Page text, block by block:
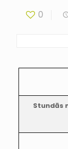
0
Stundās